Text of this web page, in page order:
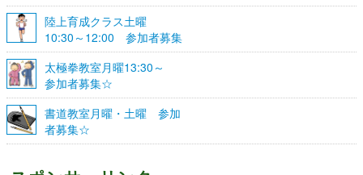
陸上育成クラス土曜
10:30～12:00 参加者募集
☆
太極拳教室月曜13:30～
参加者募集☆
書道教室月曜・土曜 参加
者募集☆